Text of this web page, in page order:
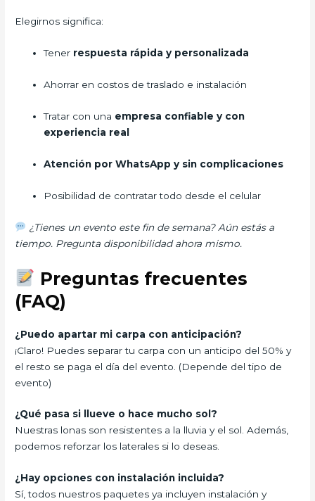
Elegirnos significa:
Tener respuesta rápida y personalizada
Ahorrar en costos de traslado e instalación
Tratar con una empresa confiable y con
experiencia real
Atención por WhatsApp y sin complicaciones
Posibilidad de contratar todo desde el celular
¿Tienes un evento este fin de semana? Aún estás a
tiempo. Pregunta disponibilidad ahora mismo.
Preguntas frecuentes
(FAQ)
¿Puedo apartar mi carpa con anticipación?
¡Claro! Puedes separar tu carpa con un anticipo del 50% y
el resto se paga el día del evento. (Depende del tipo de
evento)
¿Qué pasa si llueve o hace mucho sol?
Nuestras lonas son resistentes a la lluvia y el sol. Además,
podemos reforzar los laterales si lo deseas.
¿Hay opciones con instalación incluida?
Sí, todos nuestros paquetes ya incluyen instalación y